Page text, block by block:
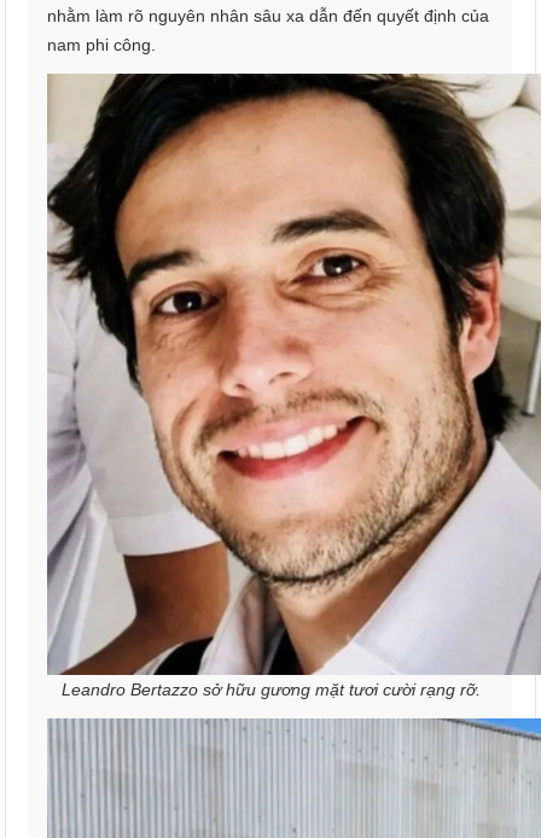
nhằm làm rõ nguyên nhân sâu xa dẫn đến quyết định của
nam phi công.
Leandro Bertazzo sở hữu gương mặt tươi cười rạng rỡ.